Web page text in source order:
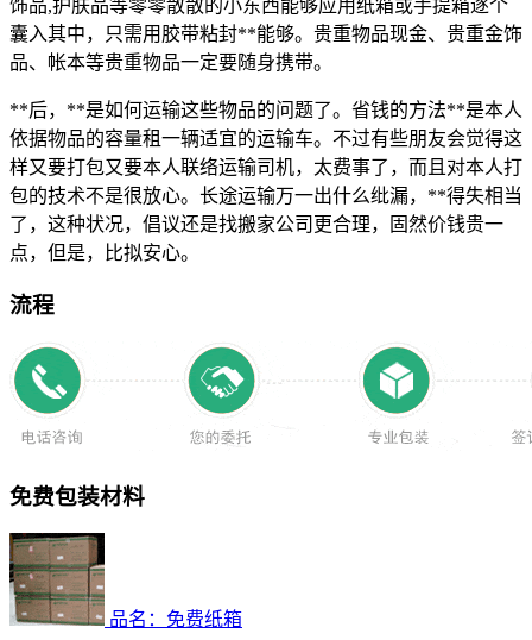
饰品,护肤品等零零散散的小东西能够应用纸箱或手提箱逐个
囊入其中，只需用胶带粘封**能够。贵重物品现金、贵重金饰
品、帐本等贵重物品一定要随身携带。
**后，**是如何运输这些物品的问题了。省钱的方法**是本人
依据物品的容量租一辆适宜的运输车。不过有些朋友会觉得这
样又要打包又要本人联络运输司机，太费事了，而且对本人打
包的技术不是很放心。长途运输万一出什么纰漏，**得失相当
了，这种状况，倡议还是找搬家公司更合理，固然价钱贵一
点，但是，比拟安心。
流程
免费包装材料
品名：免费纸箱